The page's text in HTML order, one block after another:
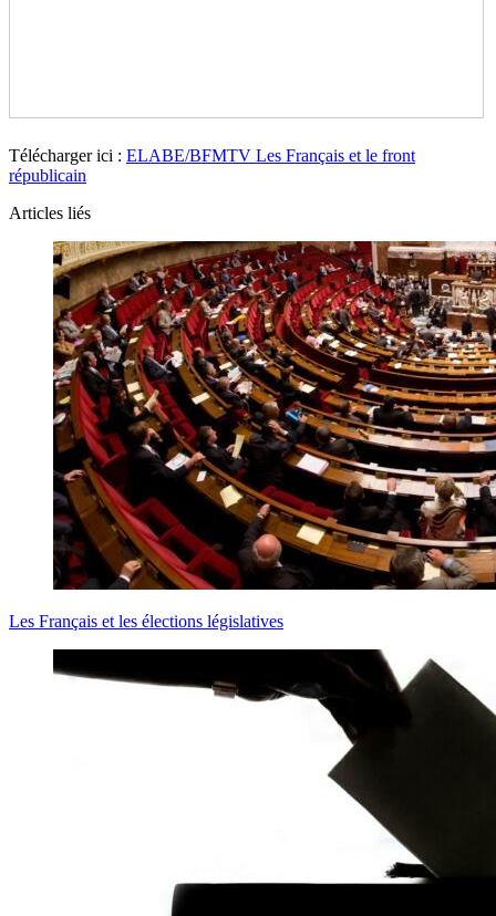
Télécharger ici : ELABE/BFMTV Les Français et le front
républicain
Articles liés
Les Français et les élections législatives